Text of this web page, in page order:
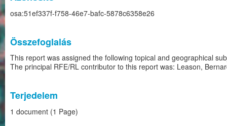
osa:51ef337f-f758-46e7-bafc-5878c6358e26
Összefoglalás
This report was assigned the following topical and geographical
The principal RFE/RL contributor to this report was: Leason,
Terjedelem
1 document (1 Page)